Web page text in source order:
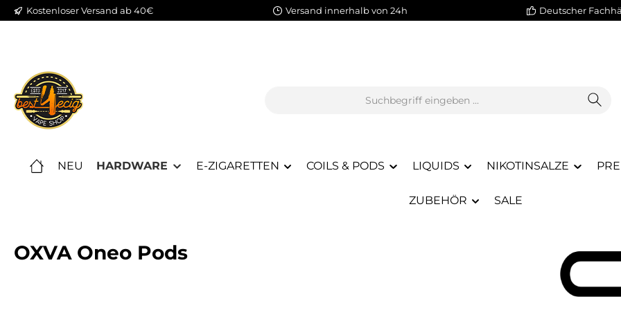
Hauptinhalt springen
Zur Suche springen
Zur Hauptnavigation springen
Kostenloser Versand ab 40€ Versand innerhalb von 24h Deutscher
NEU HARDWARE E-ZIGARETTEN COILS & PODS LIQUIDS NIKOTINSALZE
ZUBEHÖR SALE
OXVA Oneo Pods